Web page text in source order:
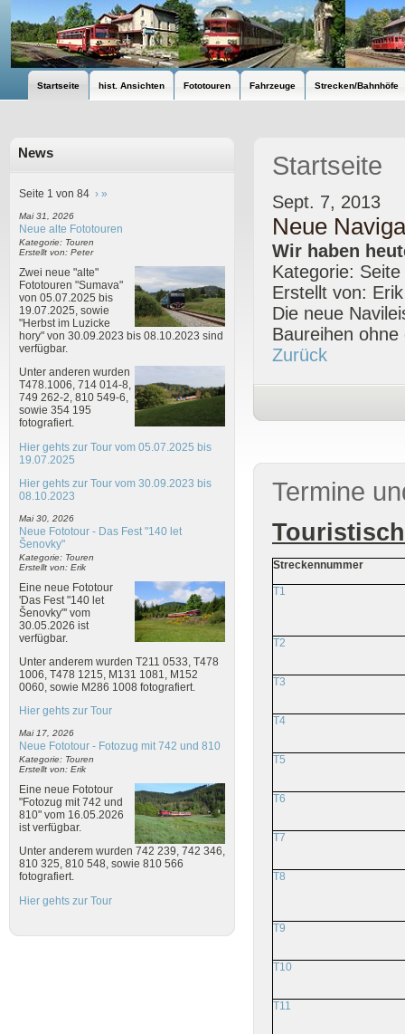
Startseite hist. Ansichten Fototouren Fahrzeuge Strecken/Bahnhöfe
News
Seite 1 von 84 › »
Mai 31, 2026
Neue alte Fototouren
Kategorie: Touren
Erstellt von: Peter
Zwei neue "alte"
Fototouren "Sumava"
von 05.07.2025 bis
19.07.2025, sowie
"Herbst im Luzicke
hory" von 30.09.2023 bis 08.10.2023 sind
verfügbar.
Unter anderen wurden
T478.1006, 714 014-8,
749 262-2, 810 549-6,
sowie 354 195
fotografiert.
Hier gehts zur Tour vom 05.07.2025 bis
19.07.2025
Hier gehts zur Tour vom 30.09.2023 bis
08.10.2023
Mai 30, 2026
Neue Fototour - Das Fest "140 let
Šenovky"
Kategorie: Touren
Erstellt von: Erik
Eine neue Fototour
'Das Fest "140 let
Šenovky"' vom
30.05.2026 ist
verfügbar.
Unter anderem wurden T211 0533, T478
1006, T478 1215, M131 1081, M152
0060, sowie M286 1008 fotografiert.
Hier gehts zur Tour
Mai 17, 2026
Neue Fototour - Fotozug mit 742 und 810
Kategorie: Touren
Erstellt von: Erik
Eine neue Fototour
"Fotozug mit 742 und
810" vom 16.05.2026
ist verfügbar.
Unter anderem wurden 742 239, 742 346,
810 325, 810 548, sowie 810 566
fotografiert.
Hier gehts zur Tour
Startseite
Sept. 7, 2013
Neue
Wir haben
Kategorie: Seite
Erstellt von:
Die neue
Baureihen
Zurück
Termine
Streckennummer
T1
T2
T3
T4
T5
T6
T7
T8
T9
T10
T11